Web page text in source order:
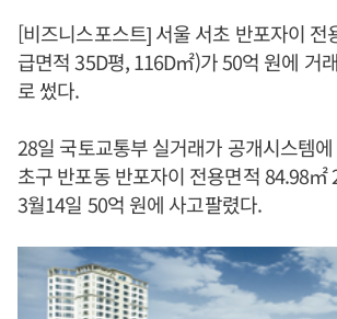
[비즈니스포스트] 서울 서초 반포자이 전
급면적 35D평, 116D㎡)가 50억 원에 거
로 썼다.
28일 국토교통부 실거래가 공개시스템
초구 반포동 반포자이 전용면적 84.98㎡
3월14일 50억 원에 사고팔렸다.